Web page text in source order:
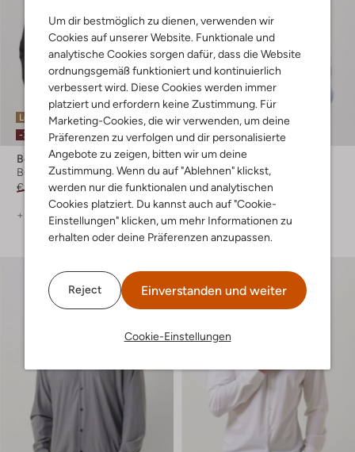
Um dir bestmöglich zu dienen, verwenden wir
Cookies auf unserer Website. Funktionale und
analytische Cookies sorgen dafür, dass die Website
ordnungsgemäß funktioniert und kontinuierlich
verbessert wird. Diese Cookies werden immer
platziert und erfordern keine Zustimmung. Für
Marketing-Cookies, die wir verwenden, um deine
Präferenzen zu verfolgen und dir personalisierte
Angebote zu zeigen, bitten wir um deine
Zustimmung. Wenn du auf "Ablehnen" klickst,
werden nur die funktionalen und analytischen
Cookies platziert. Du kannst auch auf "Cookie-
Einstellungen" klicken, um mehr Informationen zu
erhalten oder deine Präferenzen anzupassen.
Reject Einverstanden und weiter
Cookie-Einstellungen
Letzter Artikel
-30%
Boss Black
Business Hemd
€ 89,99 € 62,99
+ mehr farben
Letzter Artikel
-40%
Boss Black
Business Hemd
€ 89,99 € 53,99
+ mehr farben